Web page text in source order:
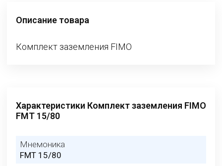
Описание товара
Комплект заземления FIMO
Характеристики Комплект заземления FIMO
FMT 15/80
Мнемоника
FMT 15/80